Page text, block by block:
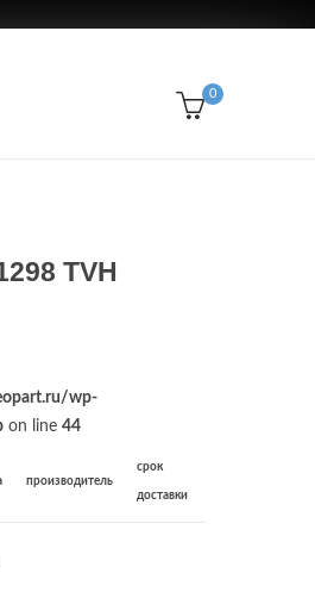
0
TVH
wp-
on line 44
производитель
срок
доставки